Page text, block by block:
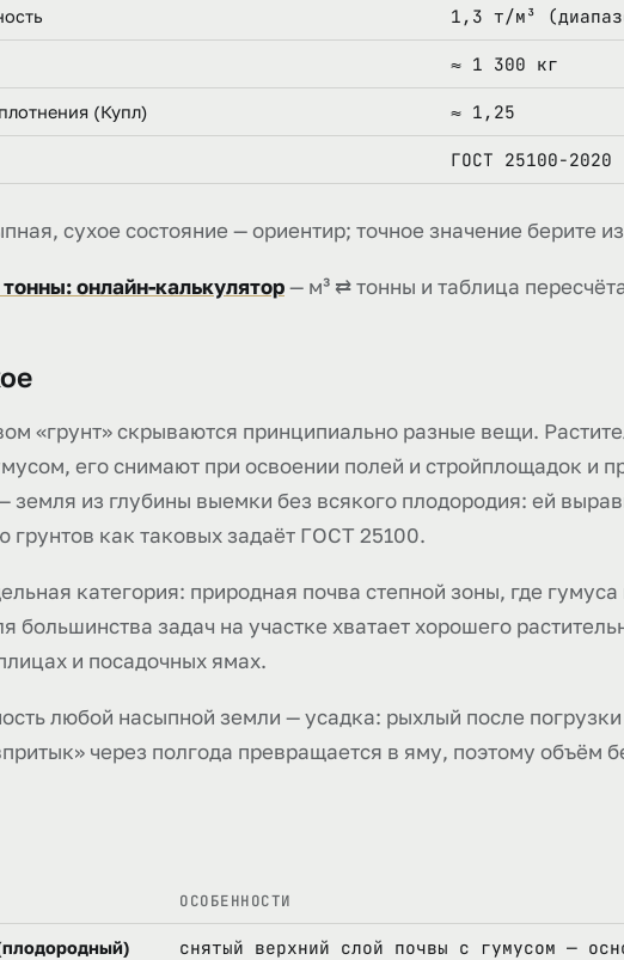
1,3 т/м³
≈ 1 300 кг
(Купл) ≈ 1,25
ГОСТ 25100-2020
сухое состояние — ориентир; точное значение берите
онлайн-калькулятор— м³ ⇄ тонны и таблица
«грунт» скрываются принципиально разные вещи.
его снимают при освоении полей и стройплощадок и
земля из глубины выемки без всякого плодородия: ей
грунтов как таковых задаёт ГОСТ 25100.
категория: природная почва степной зоны, где
большинства задач на участке хватает хорошего
и посадочных ямах.
любой насыпной земли — усадка: рыхлый после
через полгода превращается в яму, поэтому объём
ОСОБЕННОСТИ
снятый верхний слой почвы с гумусом —